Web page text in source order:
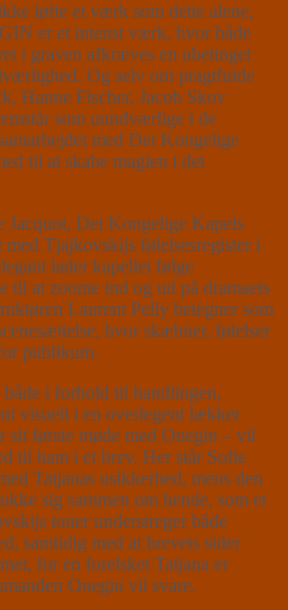
løfte et værk som dette alene,
er et intenst værk, hvor både
i graven afkræves en ubetinget
Og selv om pragtfulde
Hanne Fischer, Jacob Skov
som uundværlige i de
med Det Kongelige
til at skabe magien i det
Jacquot, Det Kongelige Kapels
Tjajkovskijs følelsesregister i
lader kapellet følge
til at zoome ind og ud på dramaets
Laurent Pelly betegner som
hvor skæbner, følelser
publikum.
både i forhold til handlingen,
visuelt i en overlegent lækker
sit første møde med Onegin – vil
til ham i et brev. Her står Sofie
Tatjanas usikkerhed, mens den
sig sammen om hende, som et
toner understreger både
samtidig med at brevets sider
for en forelsket Tatjana er
Onegin vil svare.